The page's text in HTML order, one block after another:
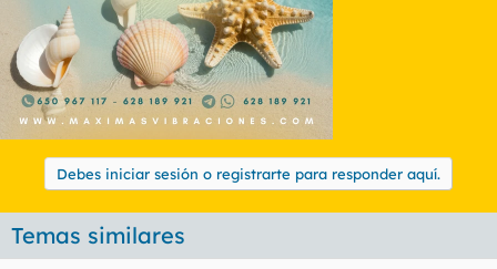
Debes iniciar sesión o registrarte para responder aquí.
Temas similares